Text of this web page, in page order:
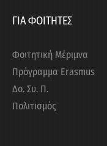
ΓΙΑ ΦΟΙΤΗΤΕΣ
Φοιτητική Μέριμνα
Πρόγραμμα Erasmus
Δο. Συ. Π.
Πολιτισμός